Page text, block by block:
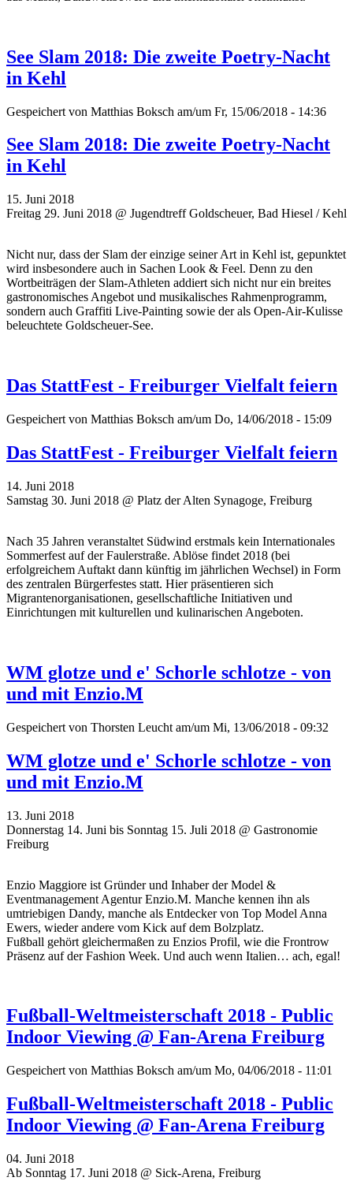
See Slam 2018: Die zweite Poetry-Nacht
in Kehl
Gespeichert von Matthias Boksch am/um Fr, 15/06/2018 - 14:36
See Slam 2018: Die zweite Poetry-Nacht
in Kehl
15. Juni 2018
Freitag 29. Juni 2018 @ Jugendtreff Goldscheuer, Bad Hiesel / Kehl
Nicht nur, dass der Slam der einzige seiner Art in Kehl ist, gepunktet
wird insbesondere auch in Sachen Look & Feel. Denn zu den
Wortbeiträgen der Slam-Athleten addiert sich nicht nur ein breites
gastronomisches Angebot und musikalisches Rahmenprogramm,
sondern auch Graffiti Live-Painting sowie der als Open-Air-Kulisse
beleuchtete Goldscheuer-See.
Das StattFest - Freiburger Vielfalt feiern
Gespeichert von Matthias Boksch am/um Do, 14/06/2018 - 15:09
Das StattFest - Freiburger Vielfalt feiern
14. Juni 2018
Samstag 30. Juni 2018 @ Platz der Alten Synagoge, Freiburg
Nach 35 Jahren veranstaltet Südwind erstmals kein Internationales
Sommerfest auf der Faulerstraße. Ablöse findet 2018 (bei
erfolgreichem Auftakt dann künftig im jährlichen Wechsel) in Form
des zentralen Bürgerfestes statt. Hier präsentieren sich
Migrantenorganisationen, gesellschaftliche Initiativen und
Einrichtungen mit kulturellen und kulinarischen Angeboten.
WM glotze und e' Schorle schlotze - von
und mit Enzio.M
Gespeichert von Thorsten Leucht am/um Mi, 13/06/2018 - 09:32
WM glotze und e' Schorle schlotze - von
und mit Enzio.M
13. Juni 2018
Donnerstag 14. Juni bis Sonntag 15. Juli 2018 @ Gastronomie
Freiburg
Enzio Maggiore ist Gründer und Inhaber der Model &
Eventmanagement Agentur Enzio.M. Manche kennen ihn als
umtriebigen Dandy, manche als Entdecker von Top Model Anna
Ewers, wieder andere vom Kick auf dem Bolzplatz.
Fußball gehört gleichermaßen zu Enzios Profil, wie die Frontrow
Präsenz auf der Fashion Week. Und auch wenn Italien… ach, egal!
Fußball-Weltmeisterschaft 2018 - Public
Indoor Viewing @ Fan-Arena Freiburg
Gespeichert von Matthias Boksch am/um Mo, 04/06/2018 - 11:01
Fußball-Weltmeisterschaft 2018 - Public
Indoor Viewing @ Fan-Arena Freiburg
04. Juni 2018
Ab Sonntag 17. Juni 2018 @ Sick-Arena, Freiburg